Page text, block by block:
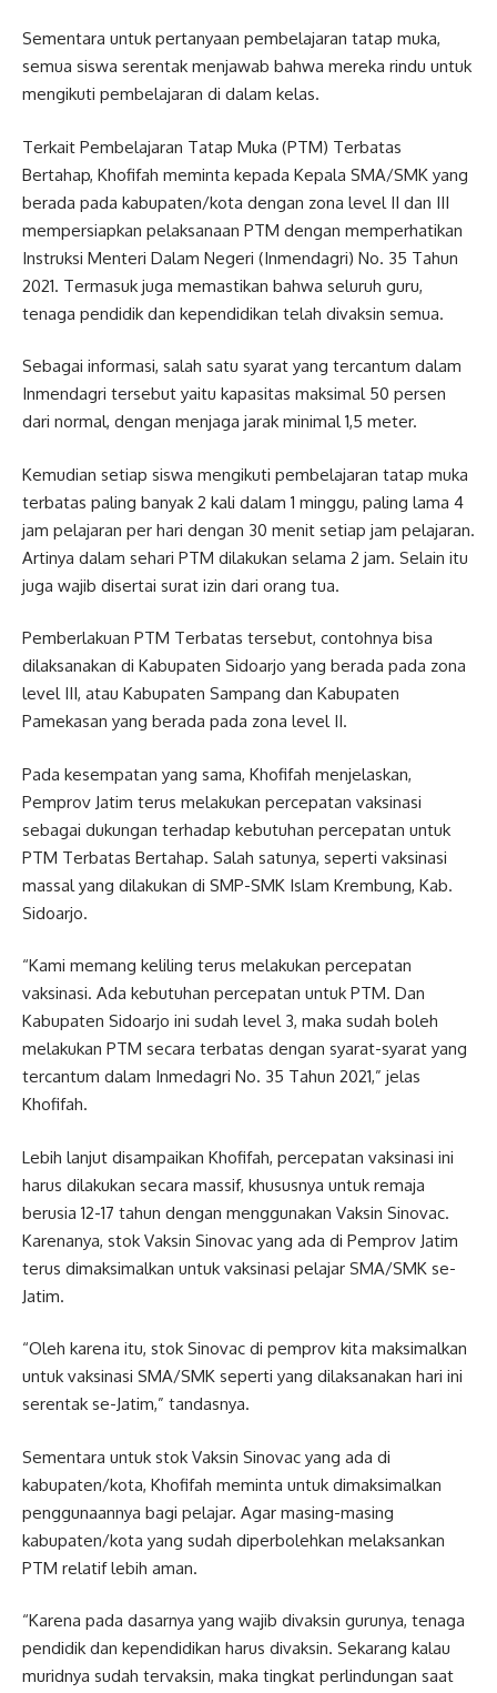
Sementara untuk pertanyaan pembelajaran tatap muka,
semua siswa serentak menjawab bahwa mereka rindu untuk
mengikuti pembelajaran di dalam kelas.
Terkait Pembelajaran Tatap Muka (PTM) Terbatas
Bertahap, Khofifah meminta kepada Kepala SMA/SMK yang
berada pada kabupaten/kota dengan zona level II dan III
mempersiapkan pelaksanaan PTM dengan memperhatikan
Instruksi Menteri Dalam Negeri (Inmendagri) No. 35 Tahun
2021. Termasuk juga memastikan bahwa seluruh guru,
tenaga pendidik dan kependidikan telah divaksin semua.
Sebagai informasi, salah satu syarat yang tercantum dalam
Inmendagri tersebut yaitu kapasitas maksimal 50 persen
dari normal, dengan menjaga jarak minimal 1,5 meter.
Kemudian setiap siswa mengikuti pembelajaran tatap muka
terbatas paling banyak 2 kali dalam 1 minggu, paling lama 4
jam pelajaran per hari dengan 30 menit setiap jam pelajaran.
Artinya dalam sehari PTM dilakukan selama 2 jam. Selain itu
juga wajib disertai surat izin dari orang tua.
Pemberlakuan PTM Terbatas tersebut, contohnya bisa
dilaksanakan di Kabupaten Sidoarjo yang berada pada zona
level III, atau Kabupaten Sampang dan Kabupaten
Pamekasan yang berada pada zona level II.
Pada kesempatan yang sama, Khofifah menjelaskan,
Pemprov Jatim terus melakukan percepatan vaksinasi
sebagai dukungan terhadap kebutuhan percepatan untuk
PTM Terbatas Bertahap. Salah satunya, seperti vaksinasi
massal yang dilakukan di SMP-SMK Islam Krembung, Kab.
Sidoarjo.
“Kami memang keliling terus melakukan percepatan
vaksinasi. Ada kebutuhan percepatan untuk PTM. Dan
Kabupaten Sidoarjo ini sudah level 3, maka sudah boleh
melakukan PTM secara terbatas dengan syarat-syarat yang
tercantum dalam Inmedagri No. 35 Tahun 2021,” jelas
Khofifah.
Lebih lanjut disampaikan Khofifah, percepatan vaksinasi ini
harus dilakukan secara massif, khususnya untuk remaja
berusia 12-17 tahun dengan menggunakan Vaksin Sinovac.
Karenanya, stok Vaksin Sinovac yang ada di Pemprov Jatim
terus dimaksimalkan untuk vaksinasi pelajar SMA/SMK se-
Jatim.
“Oleh karena itu, stok Sinovac di pemprov kita maksimalkan
untuk vaksinasi SMA/SMK seperti yang dilaksanakan hari ini
serentak se-Jatim,” tandasnya.
Sementara untuk stok Vaksin Sinovac yang ada di
kabupaten/kota, Khofifah meminta untuk dimaksimalkan
penggunaannya bagi pelajar. Agar masing-masing
kabupaten/kota yang sudah diperbolehkan melaksankan
PTM relatif lebih aman.
“Karena pada dasarnya yang wajib divaksin gurunya, tenaga
pendidik dan kependidikan harus divaksin. Sekarang kalau
muridnya sudah tervaksin, maka tingkat perlindungan saat